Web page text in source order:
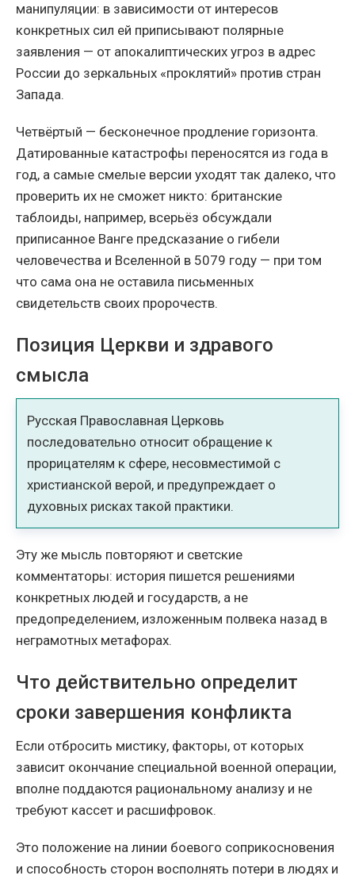
манипуляции: в зависимости от интересов
конкретных сил ей приписывают полярные
заявления — от апокалиптических угроз в адрес
России до зеркальных «проклятий» против стран
Запада.
Четвёртый — бесконечное продление горизонта.
Датированные катастрофы переносятся из года в
год, а самые смелые версии уходят так далеко, что
проверить их не сможет никто: британские
таблоиды, например, всерьёз обсуждали
приписанное Ванге предсказание о гибели
человечества и Вселенной в 5079 году — при том
что сама она не оставила письменных
свидетельств своих пророчеств.
Позиция Церкви и здравого
смысла
Русская Православная Церковь
последовательно относит обращение к
прорицателям к сфере, несовместимой с
христианской верой, и предупреждает о
духовных рисках такой практики.
Эту же мысль повторяют и светские
комментаторы: история пишется решениями
конкретных людей и государств, а не
предопределением, изложенным полвека назад в
неграмотных метафорах.
Что действительно определит
сроки завершения конфликта
Если отбросить мистику, факторы, от которых
зависит окончание специальной военной операции,
вполне поддаются рациональному анализу и не
требуют кассет и расшифровок.
Это положение на линии боевого соприкосновения
и способность сторон восполнять потери в людях и